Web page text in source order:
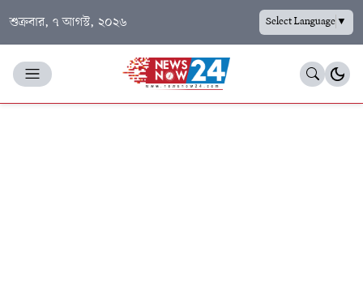
শুক্রবার, ৭ আগস্ট, ২০২৬ Select Language▼